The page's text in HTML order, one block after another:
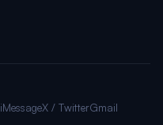
iMessageX / TwitterGmail